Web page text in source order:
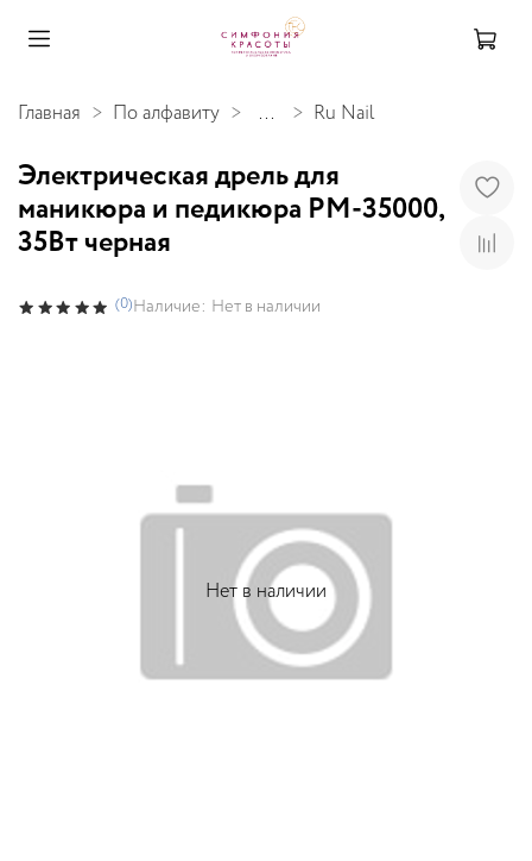
Главная По алфавиту ... Ru Nail
Нет в наличии
Электрическая дрель для
маникюра и педикюра PM-35000,
35Вт черная
(0)Наличие: Нет в наличии